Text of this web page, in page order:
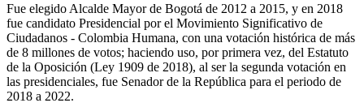
Fue elegido Alcalde Mayor de Bogotá de 2012 a 2015, y en 2018
fue candidato Presidencial por el Movimiento Significativo de
Ciudadanos - Colombia Humana, con una votación histórica de más
de 8 millones de votos; haciendo uso, por primera vez, del Estatuto
de la Oposición (Ley 1909 de 2018), al ser la segunda votación en
las presidenciales, fue Senador de la República para el periodo de
2018 a 2022.